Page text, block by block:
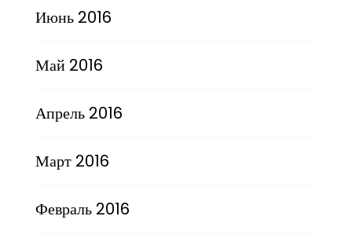
Июнь 2016
Май 2016
Апрель 2016
Март 2016
Февраль 2016